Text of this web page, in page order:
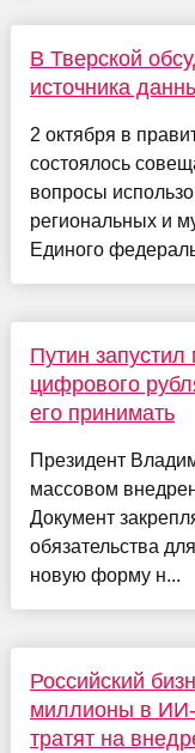
В Тверской
источника
2 октября в
состоялось
вопросы
региональных и
Единого
Путин
цифрового
его принимать
Президент
массовом
Документ
обязательства
новую форму н...
Российский
миллионы в ИИ-
тратят на